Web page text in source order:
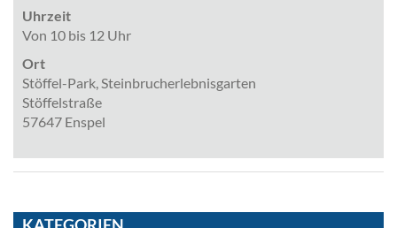
Uhrzeit
Von 10 bis 12 Uhr
Ort
Stöffel-Park, Steinbrucherlebnisgarten
Stöffelstraße
57647 Enspel